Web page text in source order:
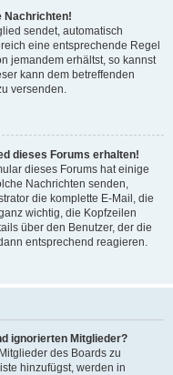
Nachrichten!
sendet, automatisch
eine entsprechende Regel
jemandem erhältst, so kannst
kann dem betreffenden
versenden.
dieses Forums erhalten!
dieses Forums hat einige
Nachrichten senden,
die komplette E-Mail, die
wichtig, die Kopfzeilen
über den Benutzer, der die
entsprechend reagieren.
ignorierten Mitglieder?
des Boards zu
hinzufügst, werden in